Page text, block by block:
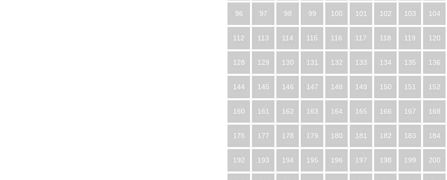
96 97 98 99 100 101 102 103 104
112 113 114 115 116 117 118 119 120
128 129 130 131 132 133 134 135 136
144 145 146 147 148 149 150 151 152
160 161 162 163 164 165 166 167 168
176 177 178 179 180 181 182 183 184
192 193 194 195 196 197 198 199 200